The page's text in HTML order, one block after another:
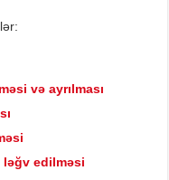
və ayrılması
ləğv edilməsi